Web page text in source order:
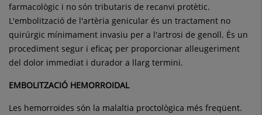
farmacològic i no són tributaris de recanvi protètic.
L'embolització de l'artèria genicular és un tractament no
quirúrgic mínimament invasiu per a l'artrosi de genoll. És un
procediment segur i eficaç per proporcionar alleugeriment
del dolor immediat i durador a llarg termini.
EMBOLITZACIÓ HEMORROIDAL
Les hemorroides són la malaltia proctològica més freqüent.